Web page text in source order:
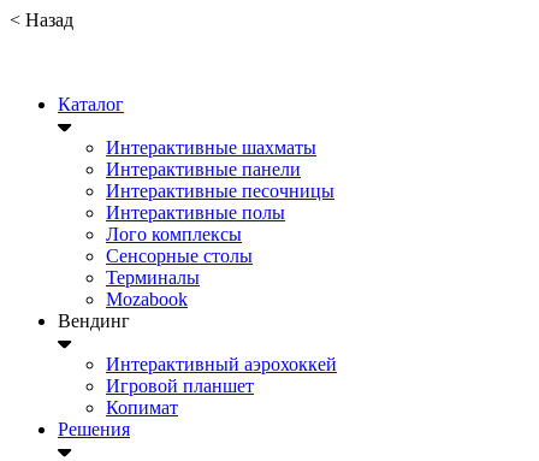
< Назад
Каталог
Интерактивные шахматы
Интерактивные панели
Интерактивные песочницы
Интерактивные полы
Лого комплексы
Сенсорные столы
Терминалы
Mozabook
Вендинг
Интерактивный аэрохоккей
Игровой планшет
Копимат
Решения